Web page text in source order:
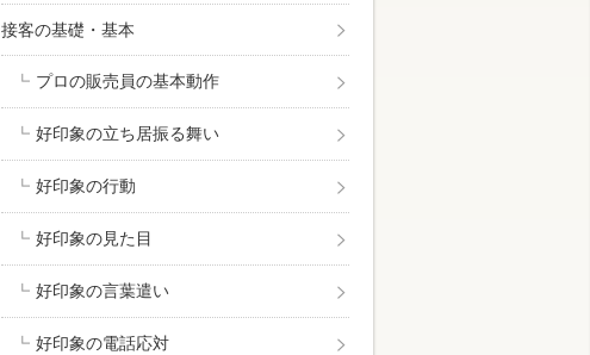
接客の基礎・基本
プロの販売員の基本動作
好印象の立ち居振る舞い
好印象の行動
好印象の見た目
好印象の言葉遣い
好印象の電話応対